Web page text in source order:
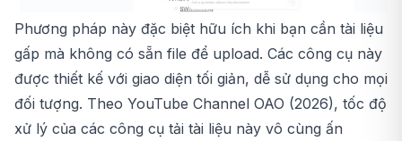
Phương pháp này đặc biệt hữu ích khi bạn cần tài liệu
gấp mà không có sẵn file để upload. Các công cụ này
được thiết kế với giao diện tối giản, dễ sử dụng cho mọi
đối tượng. Theo YouTube Channel OAO (2026), tốc độ
xử lý của các công cụ tải tài liệu này vô cùng ấn